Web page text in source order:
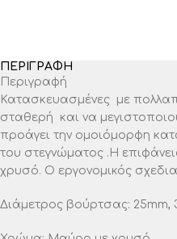
ΠΕΡΙΓΡΑΦΉ
Περιγραφή
Κατασκευασμένες με
σταθερή και να
προάγει την ομοιόμορφη
του στεγνώματος .H
χρυσό. Ο εργονομικός
Διάμετρος βούρτσας: 25mm,